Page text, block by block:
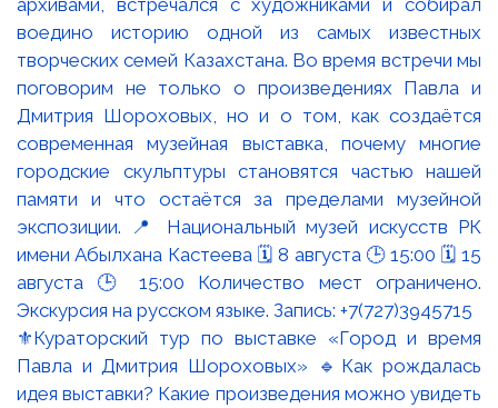
⚜️Кураторский тур по выставке «Город и время
Павла и Дмитрия Шороховых» 🔹Как рождалась
идея выставки? Какие произведения можно увидеть